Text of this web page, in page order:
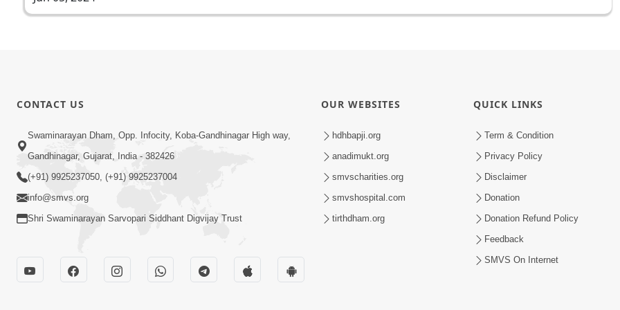
CONTACT US
Swaminarayan Dham, Opp. Infocity, Koba-Gandhinagar High way,
Gandhinagar, Gujarat, India - 382426
(+91) 9925237050, (+91) 9925237004
info@smvs.org
Shri Swaminarayan Sarvopari Siddhant Digvijay Trust
OUR WEBSITES
hdhbapji.org
anadimukt.org
smvscharities.org
smvshospital.com
tirthdham.org
QUICK LINKS
Term & Condition
Privacy Policy
Disclaimer
Donation
Donation Refund Policy
Feedback
SMVS On Internet